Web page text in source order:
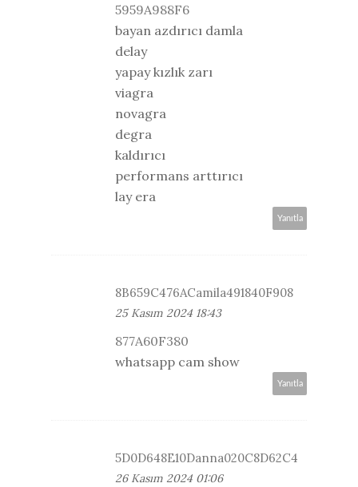
5959A988F6
bayan azdırıcı damla
delay
yapay kızlık zarı
viagra
novagra
degra
kaldırıcı
performans arttırıcı
lay era
Yanıtla
8B659C476ACamila491840F908
25 Kasım 2024 18:43
877A60F380
whatsapp cam show
Yanıtla
5D0D648E10Danna020C8D62C4
26 Kasım 2024 01:06